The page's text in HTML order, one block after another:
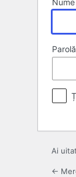
Parolă
Ai
←